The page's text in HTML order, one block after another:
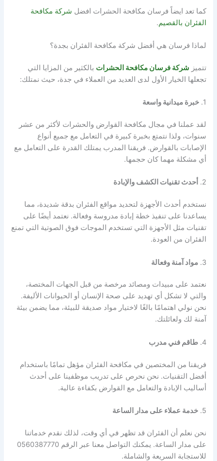
كما تعد ايضاً فرسان مكافحة الحشرات افضل شركة مكافحة
الفئران بالقصيم.
لماذا فرسان هي أفضل شركة مكافحة الفئران بجدة؟
تتميز شركة فرسان مكافحة الحشرات بالكثير من المزايا التي
تجعلها الخيار الأول لدى العديد من العملاء في جدة، حيث نمتلك:
1. خبرة ميدانية واسعة
لقد عملنا في مجال مكافحة القوارض والحشرات لأكثر من عشر
سنوات، ولذا نتمتع بخبرة كبيرة في التعامل مع جميع أنواع
الإصابات بالقوارض. فريقنا المدرب يمتلك القدرة على التعامل مع
أي مشكلة مهما كان حجمها.
2. أحدث تقنيات الكشف والإبادة
نستخدم أحدث الأجهزة لتحديد مواقع الفئران بدقة شديدة، مما
يساعدنا على تنفيذ خطة إبادة مدروسة وفعالة. نعتمد أيضًا على
تقنيات مثل الأجهزة التي تستخدم الموجات فوق الصوتية التي تمنع
الفئران من العودة.
3. مواد آمنة وفعالة
نعتمد على مبيدات ومصائد مرخصة من قبل الجهات المختصة،
والتي لا تشكل أي تهديد على صحة الإنسان أو الحيوانات الأليفة.
نحن نولي اهتمامًا بالغًا لاختيار مواد صديقة للبيئة، مما يضمن بيئة
آمنة لك ولعائلتك.
4. طاقم فني مدرب
فريقنا من المختصين في مكافحة الفئران مؤهل تمامًا باستخدام
أفضل التقنيات. نحن نحرص على تدريب موظفينا على أحدث
أساليب الإبادة والتعامل مع القوارض بكفاءة عالية.
5. خدمة عملاء على مدار الساعة
نحن نعلم أن الفئران قد تظهر في أي وقت، لذلك نقدم خدماتنا
على مدار الساعة. يمكنك التواصل معنا عبر الرقم 0560387770
للاستجابة السريعة والشاملة.